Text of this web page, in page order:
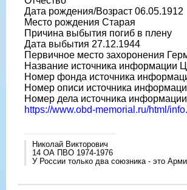
Дата рождения/Возраст 06.05.1912
Место рождения Старая
Причина выбытия погиб в плену
Дата выбытия 27.12.1944
Первичное место захоронения
Название источника информации
Номер фонда источника
Номер описи источника
Номер дела источника
https://www.obd-memorial.ru/html/
Николай Викторович
14 ОА ПВО 1974-1976
У России только два союзника - это